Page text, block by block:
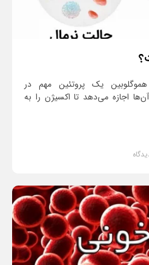
یک پروتئین مهم در
اجازه می‌دهد تا اکسیژن را به
ادامه مطلب